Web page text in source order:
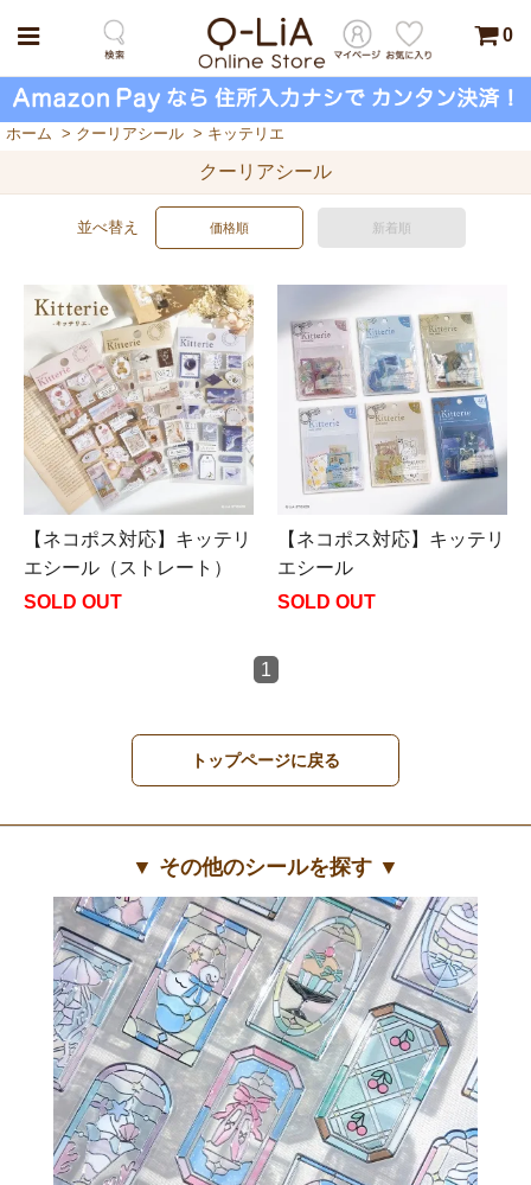
0
ホーム > クーリアシール > キッテリエ
クーリアシール
並べ替え 価格順 新着順
【ネコポス対応】キッテリ
エシール（ストレート）
SOLD OUT
【ネコポス対応】キッテリ
エシール
SOLD OUT
1
トップページに戻る
▼ その他のシールを探す ▼